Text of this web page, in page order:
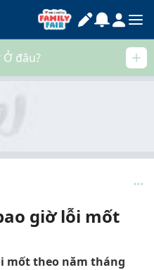
Ở đâu?
giờ lỗi mốt
mốt theo năm tháng